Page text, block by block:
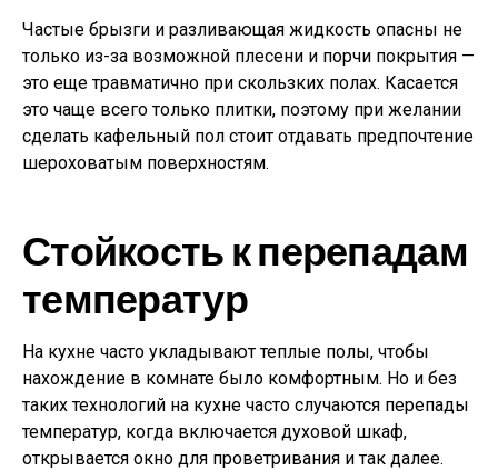
Частые брызги и разливающая жидкость опасны не
только из-за возможной плесени и порчи покрытия —
это еще травматично при скользких полах. Касается
это чаще всего только плитки, поэтому при желании
сделать кафельный пол стоит отдавать предпочтение
шероховатым поверхностям.
Стойкость к перепадам
температур
На кухне часто укладывают теплые полы, чтобы
нахождение в комнате было комфортным. Но и без
таких технологий на кухне часто случаются перепады
температур, когда включается духовой шкаф,
открывается окно для проветривания и так далее.